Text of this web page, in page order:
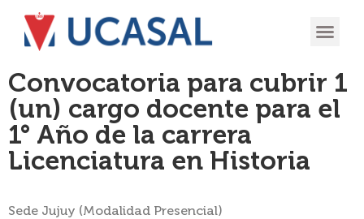
Convocatoria para cubrir 1
(un) cargo docente para el
1° Año de la carrera
Licenciatura en Historia
Sede Jujuy (Modalidad Presencial)